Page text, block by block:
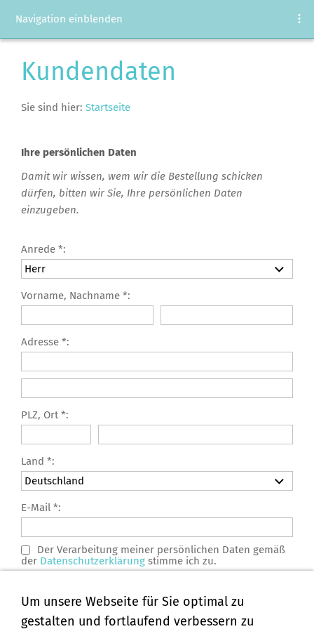
Navigation einblenden
Kundendaten
Sie sind hier: Startseite
Ihre persönlichen Daten
Damit wir wissen, wem wir die Bestellung schicken
dürfen, bitten wir Sie, Ihre persönlichen Daten
einzugeben.
Anrede *:
Vorname, Nachname *:
Adresse *:
PLZ, Ort *:
Land *:
E-Mail *:
Der Verarbeitung meiner persönlichen Daten gemäß
der Datenschutzerklärung stimme ich zu.
Mit einem Stern (*) gekennzeichnete Felder müssen
ausgefüllt werden.
Um unsere Webseite für Sie optimal zu
gestalten und fortlaufend verbessern zu